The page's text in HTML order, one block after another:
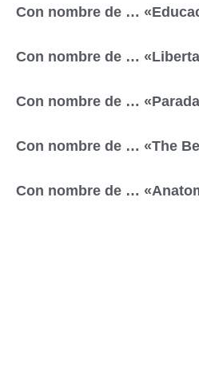
Con nombre de …
Con nombre de …
Con nombre de …
Con nombre de … «The
Con nombre de …